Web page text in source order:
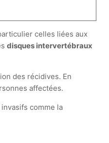
celles liées aux
disques intervertébraux
des récidives. En
affectées.
comme la